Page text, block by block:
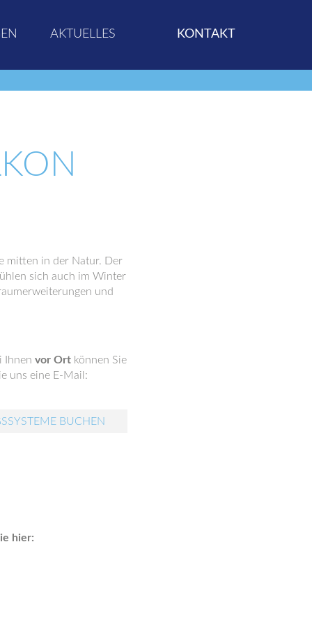
AKTUELLES KONTAKT
mitten in der Natur. Der
sich auch im Winter
und
Ihnen vor Ortkönnen Sie
uns eine E-Mail:
BUCHEN
hier: